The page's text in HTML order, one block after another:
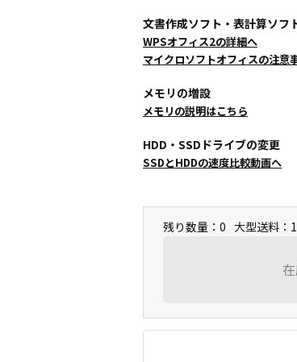
文書作成ソフト・表計算ソフ
WPSオフィス2の詳細へ
マイクロソフトオフィスの注意
メモリの増設
メモリの説明はこちら
HDD・SSDドライブの変更
SSDとHDDの速度比較動画へ
残り数量：0 大型送料：